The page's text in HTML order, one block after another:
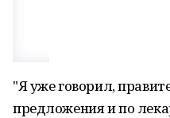
"Я уже говорил,
предложения и по